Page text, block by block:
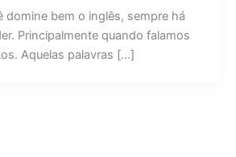
domine bem o inglês, sempre há
Principalmente quando falamos
Aquelas palavras […]